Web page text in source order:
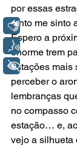
por essas
tanto me sinto
Espero a
enorme trem
estações mais
perceber o
lembranças
no compasso
estação… e,
vejo a silhueta
Libras
+